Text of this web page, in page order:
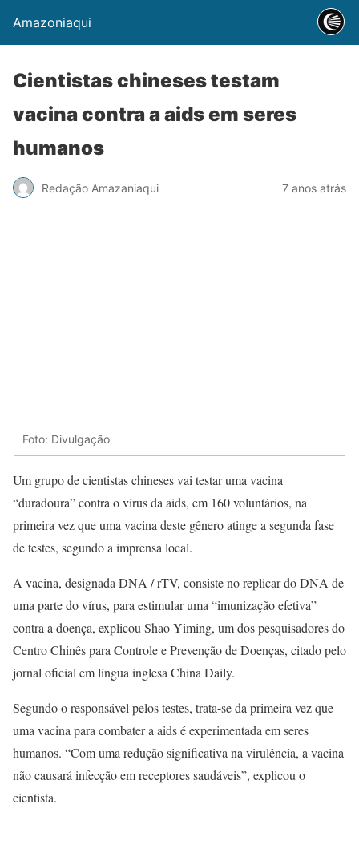
Amazoniaqui
Cientistas chineses testam
vacina contra a aids em seres
humanos
Redação Amazaniaqui 7 anos atrás
Foto: Divulgação
Um grupo de cientistas chineses vai testar uma vacina
“duradoura” contra o vírus da aids, em 160 voluntários, na
primeira vez que uma vacina deste gênero atinge a segunda fase
de testes, segundo a imprensa local.
A vacina, designada DNA / rTV, consiste no replicar do DNA de
uma parte do vírus, para estimular uma “imunização efetiva”
contra a doença, explicou Shao Yiming, um dos pesquisadores do
Centro Chinês para Controle e Prevenção de Doenças, citado pelo
jornal oficial em língua inglesa China Daily.
Segundo o responsável pelos testes, trata-se da primeira vez que
uma vacina para combater a aids é experimentada em seres
humanos. “Com uma redução significativa na virulência, a vacina
não causará infecção em receptores saudáveis”, explicou o
cientista.